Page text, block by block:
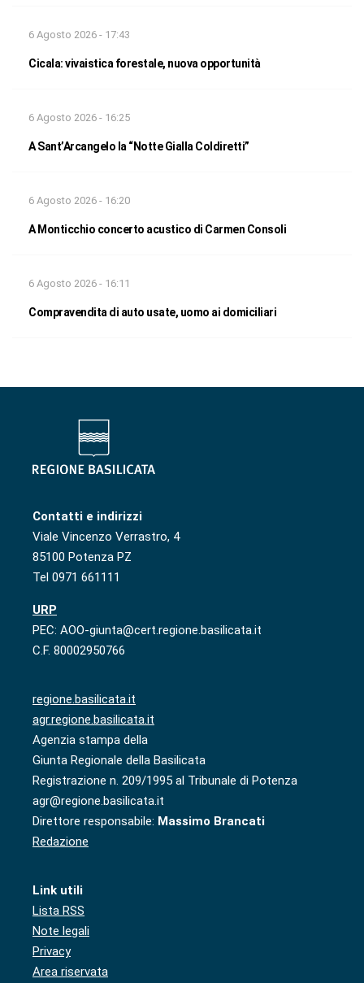
6 Agosto 2026 - 17:43
Cicala: vivaistica forestale, nuova opportunità
6 Agosto 2026 - 16:25
A Sant’Arcangelo la “Notte Gialla Coldiretti”
6 Agosto 2026 - 16:20
A Monticchio concerto acustico di Carmen Consoli
6 Agosto 2026 - 16:11
Compravendita di auto usate, uomo ai domiciliari
Contatti e indirizzi
Viale Vincenzo Verrastro, 4
85100 Potenza PZ
Tel 0971 661111
URP
PEC: AOO-giunta@cert.regione.basilicata.it
C.F. 80002950766
regione.basilicata.it
agr.regione.basilicata.it
Agenzia stampa della
Giunta Regionale della Basilicata
Registrazione n. 209/1995 al Tribunale di Potenza
agr@regione.basilicata.it
Direttore responsabile: Massimo Brancati
Redazione
Link utili
Lista RSS
Note legali
Privacy
Area riservata